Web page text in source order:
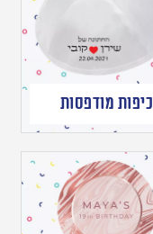
כיפות מודפסות